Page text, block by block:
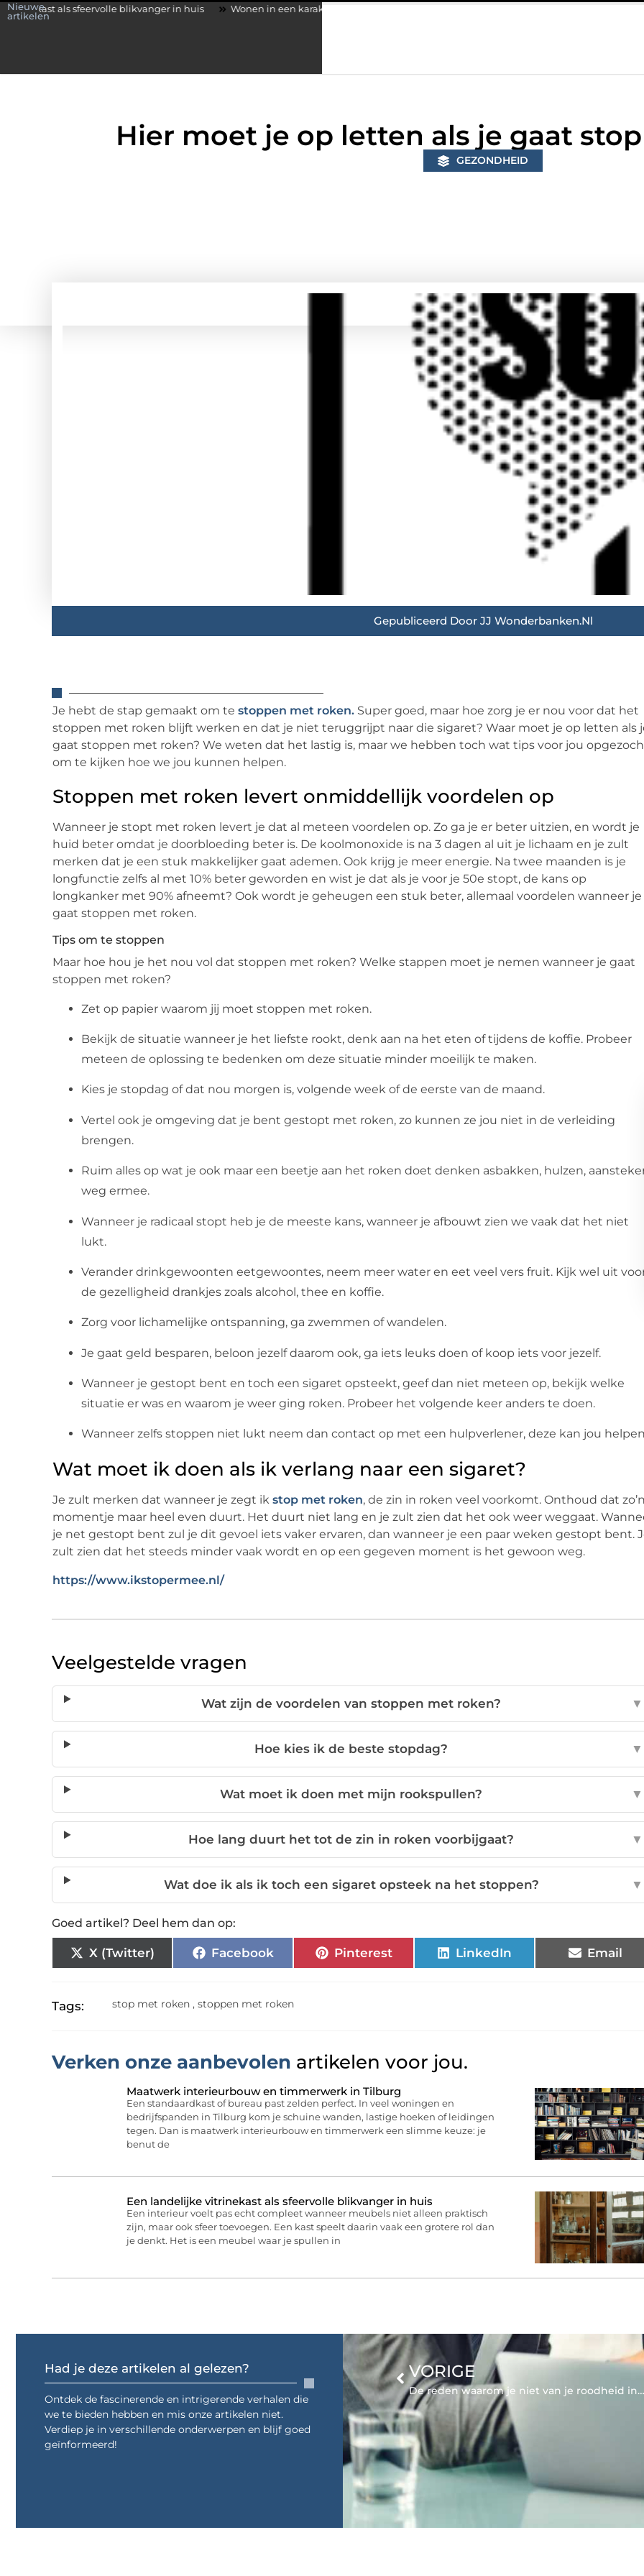
Nieuwe
artikelen
blikvanger in huis Wonen in een karakteristieke woning in Bunschoten? Controleer of je sloten nog voldoen aan de huidig
Hier moet je op letten als je gaat
GEZONDHEID
Gepubliceerd Door JJ Wonderbanken.nl
Je hebt de stap gemaakt om te stoppen met roken. Super goed, maar hoe zorg je er nou voor dat het
stoppen met roken blijft werken en dat je niet teruggrijpt naar die sigaret? Waar moet je op letten als
gaat stoppen met roken? We weten dat het lastig is, maar we hebben toch wat tips voor jou
om te kijken hoe we jou kunnen helpen.
Stoppen met roken levert onmiddellijk voordelen op
Wanneer je stopt met roken levert je dat al meteen voordelen op. Zo ga je er beter uitzien, en wordt je
huid beter omdat je doorbloeding beter is. De koolmonoxide is na 3 dagen al uit je lichaam en je zult
merken dat je een stuk makkelijker gaat ademen. Ook krijg je meer energie. Na twee maanden is je
longfunctie zelfs al met 10% beter geworden en wist je dat als je voor je 50e stopt, de kans op
longkanker met 90% afneemt? Ook wordt je geheugen een stuk beter, allemaal voordelen wanneer je
gaat stoppen met roken.
Tips om te stoppen
Maar hoe hou je het nou vol dat stoppen met roken? Welke stappen moet je nemen wanneer je gaat
stoppen met roken?
Zet op papier waarom jij moet stoppen met roken.
Bekijk de situatie wanneer je het liefste rookt, denk aan na het eten of tijdens de koffie. Probeer
meteen de oplossing te bedenken om deze situatie minder moeilijk te maken.
Kies je stopdag of dat nou morgen is, volgende week of de eerste van de maand.
Vertel ook je omgeving dat je bent gestopt met roken, zo kunnen ze jou niet in de verleiding
brengen.
Ruim alles op wat je ook maar een beetje aan het roken doet denken asbakken, hulzen,
weg ermee.
Wanneer je radicaal stopt heb je de meeste kans, wanneer je afbouwt zien we vaak dat het niet
lukt.
Verander drinkgewoonten eetgewoontes, neem meer water en eet veel vers fruit. Kijk wel uit
de gezelligheid drankjes zoals alcohol, thee en koffie.
Zorg voor lichamelijke ontspanning, ga zwemmen of wandelen.
Je gaat geld besparen, beloon jezelf daarom ook, ga iets leuks doen of koop iets voor jezelf.
Wanneer je gestopt bent en toch een sigaret opsteekt, geef dan niet meteen op, bekijk welke
situatie er was en waarom je weer ging roken. Probeer het volgende keer anders te doen.
Wanneer zelfs stoppen niet lukt neem dan contact op met een hulpverlener, deze kan jou
Wat moet ik doen als ik verlang naar een sigaret?
Je zult merken dat wanneer je zegt ik stop met roken, de zin in roken veel voorkomt. Onthoud dat zo’n
momentje maar heel even duurt. Het duurt niet lang en je zult zien dat het ook weer weggaat.
je net gestopt bent zul je dit gevoel iets vaker ervaren, dan wanneer je een paar weken gestopt bent.
zult zien dat het steeds minder vaak wordt en op een gegeven moment is het gewoon weg.
https://www.ikstopermee.nl/
Veelgestelde vragen
Wat zijn de voordelen van stoppen met roken? ▼
Hoe kies ik de beste stopdag? ▼
Wat moet ik doen met mijn rookspullen? ▼
Hoe lang duurt het tot de zin in roken voorbijgaat? ▼
Wat doe ik als ik toch een sigaret opsteek na het stoppen? ▼
Goed artikel? Deel hem dan op:
X (Twitter) Facebook Pinterest LinkedIn Email
Tags: stop met roken , stoppen met roken
Verken onze aanbevolen artikelen voor jou.
Maatwerk interieurbouw en timmerwerk in Tilburg
Een standaardkast of bureau past zelden perfect. In veel woningen en
bedrijfspanden in Tilburg kom je schuine wanden, lastige hoeken of leidingen
tegen. Dan is maatwerk interieurbouw en timmerwerk een slimme keuze: je
benut de
Een landelijke vitrinekast als sfeervolle blikvanger in huis
Een interieur voelt pas echt compleet wanneer meubels niet alleen praktisch
zijn, maar ook sfeer toevoegen. Een kast speelt daarin vaak een grotere rol dan
je denkt. Het is een meubel waar je spullen in
Had je deze artikelen al gelezen?
Ontdek de fascinerende en intrigerende verhalen die
we te bieden hebben en mis onze artikelen niet.
Verdiep je in verschillende onderwerpen en blijf goed
geïnformeerd!
VORIGE
De reden waarom je niet van je roodheid in het gezicht af kunt komen